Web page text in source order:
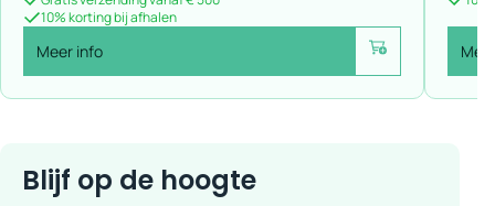
10% korting bij afhalen
Meer info Voeg toe
Blijf op de hoogte